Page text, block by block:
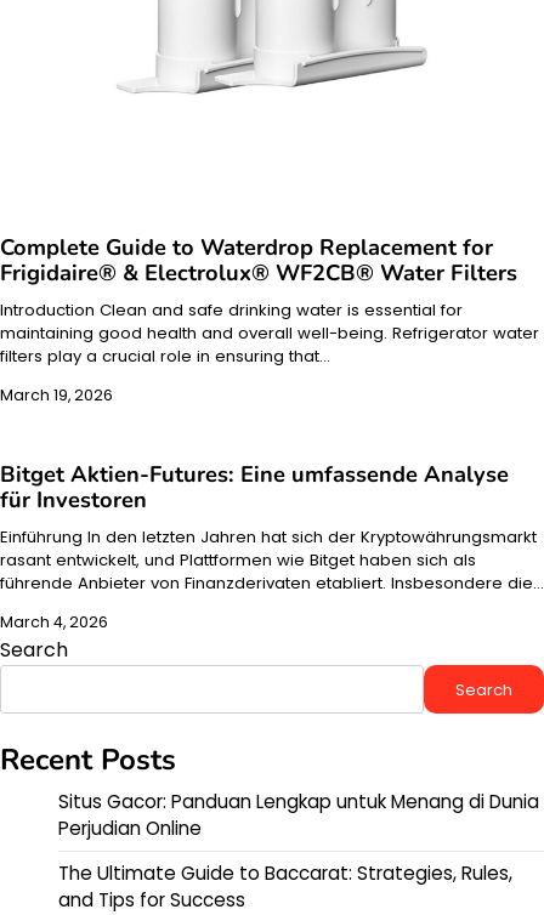
Complete Guide to Waterdrop Replacement for
Frigidaire® & Electrolux® WF2CB® Water Filters
Introduction Clean and safe drinking water is essential for
maintaining good health and overall well-being. Refrigerator water
filters play a crucial role in ensuring that…
March 19, 2026
Bitget Aktien-Futures: Eine umfassende Analyse
für Investoren
Einführung In den letzten Jahren hat sich der Kryptowährungsmarkt
rasant entwickelt, und Plattformen wie Bitget haben sich als
führende Anbieter von Finanzderivaten etabliert. Insbesondere die…
March 4, 2026
Search
Search
Recent Posts
Situs Gacor: Panduan Lengkap untuk Menang di Dunia
Perjudian Online
The Ultimate Guide to Baccarat: Strategies, Rules,
and Tips for Success